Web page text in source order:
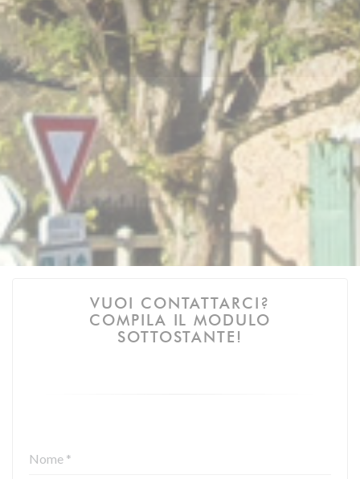
VUOI CONTATTARCI?
COMPILA IL MODULO
SOTTOSTANTE!